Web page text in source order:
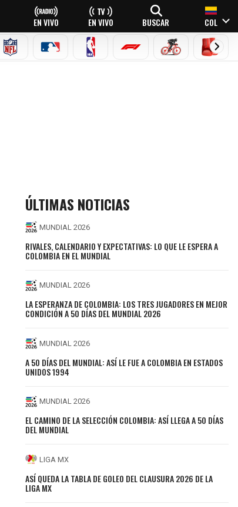
EN VIVO EN VIVO BUSCAR COL
NFL MLB NBA FÓRMULA 1CICLISMOBOXEO
ÚLTIMAS NOTICIAS
MUNDIAL 2026
RIVALES, CALENDARIO Y EXPECTATIVAS: LO QUE LE ESPERA A
COLOMBIA EN EL MUNDIAL
MUNDIAL 2026
LA ESPERANZA DE COLOMBIA: LOS TRES JUGADORES EN MEJOR
CONDICIÓN A 50 DÍAS DEL MUNDIAL 2026
MUNDIAL 2026
A 50 DÍAS DEL MUNDIAL: ASÍ LE FUE A COLOMBIA EN ESTADOS
UNIDOS 1994
MUNDIAL 2026
EL CAMINO DE LA SELECCIÓN COLOMBIA: ASÍ LLEGA A 50 DÍAS
DEL MUNDIAL
LIGA MX
ASÍ QUEDA LA TABLA DE GOLEO DEL CLAUSURA 2026 DE LA
LIGA MX